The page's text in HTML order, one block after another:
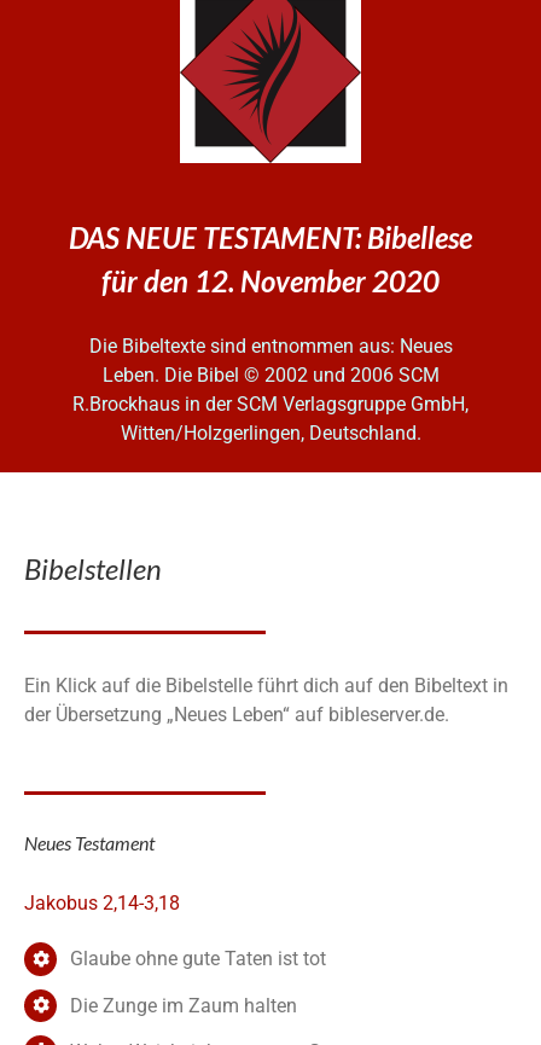
DAS NEUE TESTAMENT: Bibellese
für den 12. November 2020
Die Bibeltexte sind entnommen aus: Neues
Leben. Die Bibel © 2002 und 2006 SCM
R.Brockhaus in der SCM Verlagsgruppe GmbH,
Witten/Holzgerlingen, Deutschland.
Bibelstellen
Ein Klick auf die Bibelstelle führt dich auf den Bibeltext in
der Übersetzung „Neues Leben“ auf bibleserver.de.
Neues Testament
Jakobus 2,14-3,18
Glaube ohne gute Taten ist tot
Die Zunge im Zaum halten